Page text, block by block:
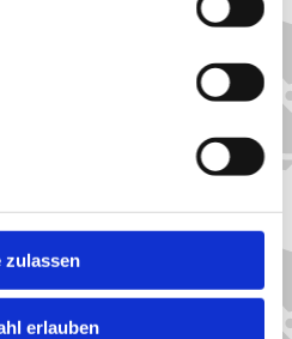
zulassen
erlauben
min)
min)